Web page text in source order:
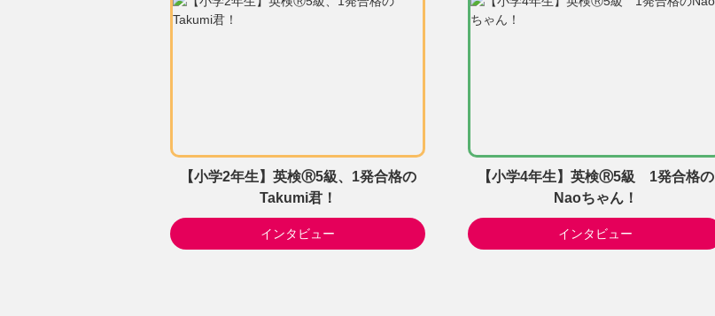
【小学2年生】英検Ⓡ5級、1発合格の
Takumi君！
インタビュー
【小学4年生】英検Ⓡ5級 1発合格の
Naoちゃん！
インタビュー